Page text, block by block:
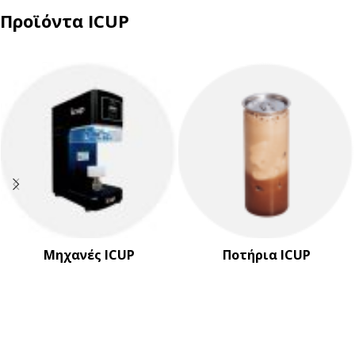
Ποτήρια για Κρύο Καφέ
Προϊόντα ICUP
Μηχανές ICUP Ποτήρια ICUP